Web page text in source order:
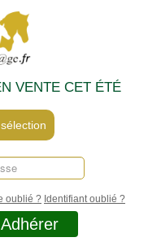
VENTE CET ÉTÉ
oublié ? Identifiant oublié ?
Adhérer